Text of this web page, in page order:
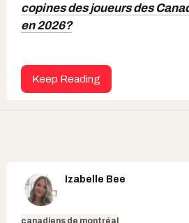
copines des joueurs des
en 2026?
Keep Reading
Izabelle Bee
canadiens de montréal